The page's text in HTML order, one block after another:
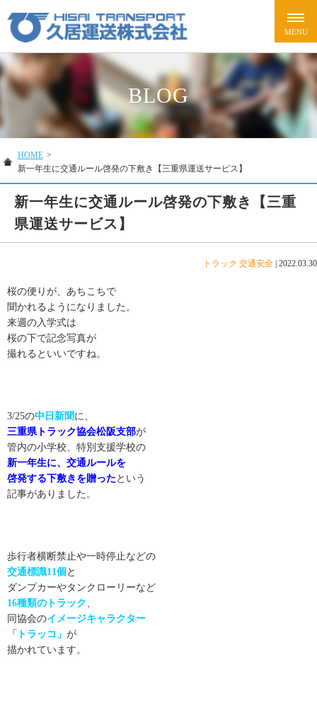
BLOG
HOME >
新一年生に交通ルール啓発の下敷き【三重県運送サービス】
新一年生に交通ルール啓発の下敷き【三重
県運送サービス】
トラック 交通安全 2022.03.30
桜の便りが、あちこちで
聞かれるようになりました。
来週の入学式は
桜の下で記念写真が
撮れるといいですね。
3/25の中日新聞に、
三重県トラック協会松阪支部が
管内の小学校、特別支援学校の
新一年生に、交通ルールを
啓発する下敷きを贈った という
記事がありました。
歩行者横断禁止や一時停止などの
交通標識11個 と
ダンプカーやタンクローリーなど
16種類のトラック 、
同協会のイメージキャラクター
「トラッコ」 が
描かれています。